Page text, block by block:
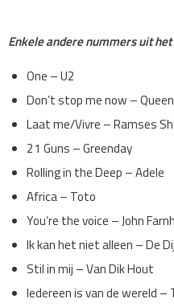
Enkele andere nummers uit
One – U2
Don’t stop me now – Queen
Laat me/Vivre – Ramses
21 Guns – Greenday
Rolling in the Deep – Adele
Africa – Toto
You’re the voice – John
Ik kan het niet alleen – De
Stil in mij – Van Dik Hout
Iedereen is van de wereld –